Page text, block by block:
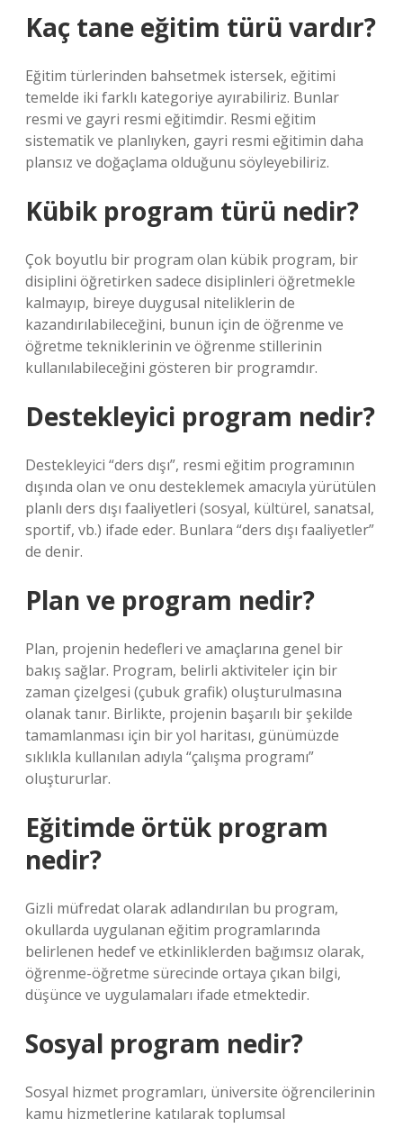
Kaç tane eğitim türü vardır?
Eğitim türlerinden bahsetmek istersek, eğitimi
temelde iki farklı kategoriye ayırabiliriz. Bunlar
resmi ve gayri resmi eğitimdir. Resmi eğitim
sistematik ve planlıyken, gayri resmi eğitimin daha
plansız ve doğaçlama olduğunu söyleyebiliriz.
Kübik program türü nedir?
Çok boyutlu bir program olan kübik program, bir
disiplini öğretirken sadece disiplinleri öğretmekle
kalmayıp, bireye duygusal niteliklerin de
kazandırılabileceğini, bunun için de öğrenme ve
öğretme tekniklerinin ve öğrenme stillerinin
kullanılabileceğini gösteren bir programdır.
Destekleyici program nedir?
Destekleyici “ders dışı”, resmi eğitim programının
dışında olan ve onu desteklemek amacıyla yürütülen
planlı ders dışı faaliyetleri (sosyal, kültürel, sanatsal,
sportif, vb.) ifade eder. Bunlara “ders dışı faaliyetler”
de denir.
Plan ve program nedir?
Plan, projenin hedefleri ve amaçlarına genel bir
bakış sağlar. Program, belirli aktiviteler için bir
zaman çizelgesi (çubuk grafik) oluşturulmasına
olanak tanır. Birlikte, projenin başarılı bir şekilde
tamamlanması için bir yol haritası, günümüzde
sıklıkla kullanılan adıyla “çalışma programı”
oluştururlar.
Eğitimde örtük program
nedir?
Gizli müfredat olarak adlandırılan bu program,
okullarda uygulanan eğitim programlarında
belirlenen hedef ve etkinliklerden bağımsız olarak,
öğrenme-öğretme sürecinde ortaya çıkan bilgi,
düşünce ve uygulamaları ifade etmektedir.
Sosyal program nedir?
Sosyal hizmet programları, üniversite öğrencilerinin
kamu hizmetlerine katılarak toplumsal